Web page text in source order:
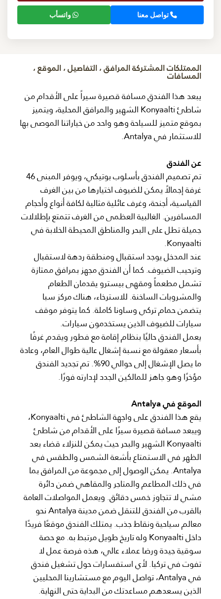
تواصل معنا واتسأب
الممتلكات المشتركة المرافق ، التفاصيل ، الموقع ،
المسافات
يبعد هذا الفندق مسافة قصيرة سيراً على الأقدام من
شاطئ Konyaalti الشهير والمرافق المحلية، ويتميز
بموقع متميز للسياحة وهو واحد من خياراتنا الموصى بها
للاستثمار في Antalya.
عن الفندق
تم تصميم الفندق بأسلوب بوتيكي، ويوفر المبنى 46
غرفة إجمالاً يمكن للضيوف اختيارها من بين الغرف
القياسية، أجنحة، وغرف عائلية مثالية لكافة أنواع وأحجام
المسافرين. الغالبية العظمى من الغرف تتمتع بإطلالات
جميلة تطل على البحر والمناطق المحيطة الخلابة في
Konyaalti.
عند المدخل يوجد استقبال ومنطقة ردهة لاستقبال
وترحيب الضيوف. كما أن الفندق مجهز بمرافق ممتازة
تشمل مطعماً ومقهى بيسترو يقدمان الطعام
والمشروبات الساخنة. للاسترخاء، هناك مركز سبا
يتضمن حمام تركي وساونا كاملة. كما يتوفر موقف
سيارات للضيوف الذين يستخدمون سيارات.
يعمل الفندق حاليًا بنظام إقامة مع فطور ويقدم غرفًا
بأسعار معقولة مع نسبة إشغال عالية طوال العام، وعادة
ما يصل الإشغال إلى حوالي 90%. تم تجديد الفندق
مؤخرًا وهو جاهز للمالكين الجدد لإدارته فورًا.
الموقع في Antalya
يقع هذا الفندق على واجهة الشاطئ في Konyaalti،
ويبعد مسافة قصيرة سيرًا على الأقدام من شاطئ
Konyaalti الشهير والبحر حيث يمكن للنزلاء قضاء بعد
الظهر في الاستمتاع بأشعة الشمس والطقس في
Antalya. يمكن الوصول إلى مجموعة من المرافق بما
في ذلك المطاعم والمتاجر والمقاهي ضمن دائرة
مشي لا تتجاوز خمس دقائق. ويعمل المواصلات العامة
بالقرب من الفندق للتنقل ضمن مدينة Antalya نحو
معالم سياحية ونقاط جذب. يمتلك الفندق موقعًا فريدًا
داخل Konyaalti وله تاريخ طويل مرتبط به. مع حصة
سوقية جيدة ورضا عملاء عالي، هذه فرصة عمل لا
تفوت في تركيا. لأي استفسارات حول تشغيل فندق
في Antalya، تواصل اليوم مع مستشارينا المحليين
الذين يسعدهم مساعدتك من البداية حتى النهاية.